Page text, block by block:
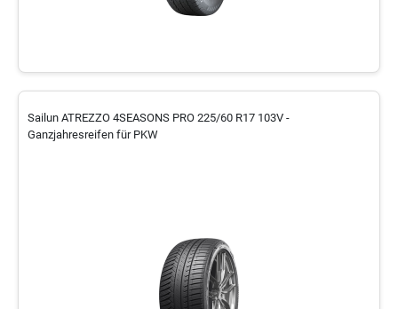
Sailun ATREZZO 4SEASONS PRO 225/60 R17 103V -
Ganzjahresreifen für PKW